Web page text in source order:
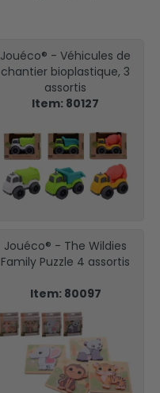
Jouéco® - Véhicules de
chantier bioplastique, 3
assortis
Item: 80127
Jouéco® - The Wildies
Family Puzzle 4 assortis
Item: 80097